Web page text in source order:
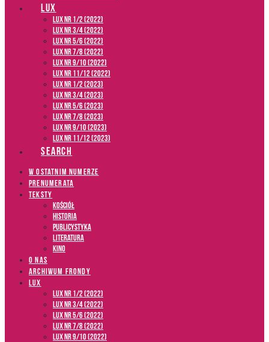
LUX
LUX NR 1/2 (2022)
LUX NR 3/4 (2022)
LUX NR 5/6 (2022)
LUX NR 7/8 (2022)
LUX nr 9/10 (2022)
LUX NR 11/12 (2022)
LUX NR 1/2 (2023)
LUX NR 3/4 (2023)
LUX NR 5/6 (2023)
LUX NR 7/8 (2023)
LUX NR 9/10 (2023)
LUX NR 11/12 (2023)
SEARCH
W OSTATNIM NUMERZE
PRENUMERATA
TEKSTY
Kościół
Historia
Publicystyka
Literatura
Kino
O NAS
ARCHIWUM FRONDY
LUX
LUX NR 1/2 (2022)
LUX NR 3/4 (2022)
LUX NR 5/6 (2022)
LUX NR 7/8 (2022)
LUX nr 9/10 (2022)